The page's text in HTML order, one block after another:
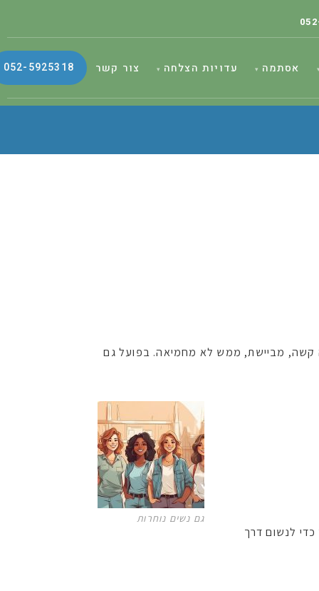
אסתמה עדויות הצלחה צור קשר 052-5925318
קשה, מביישת, ממש לא מחמיאה. בפועל גם
גם נשים נוחרות
לנשום דרך